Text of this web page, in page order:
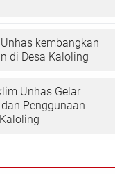
kembangkan
di Desa Kaloling
Unhas Gelar
Penggunaan